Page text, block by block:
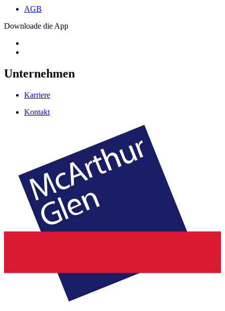
AGB
Downloade die App
Unternehmen
Karriere
Kontakt